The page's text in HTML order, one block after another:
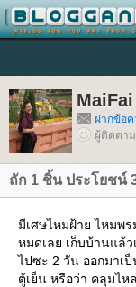
MaiFai
ฝากข้อ
ผู้ติดตา
ถัก 1 ชิ้น ประโยชน์
มีเศษไหมฝ้าย ไหมพ
หมดเลย เก็บบ้านแล้
ไปซะ 2 วัน ออกมาเ
ตู้เย็น หรือว่า คลุมไห